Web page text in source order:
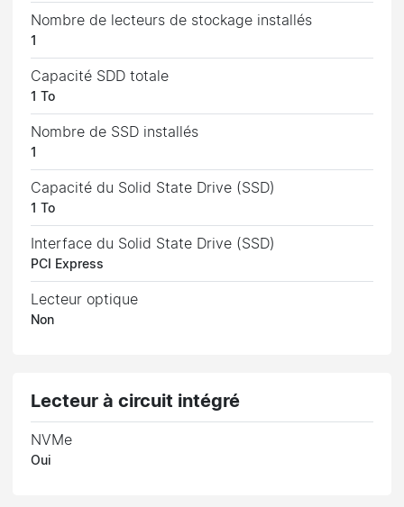
Nombre de lecteurs de stockage installés
1
Capacité SDD totale
1 To
Nombre de SSD installés
1
Capacité du Solid State Drive (SSD)
1 To
Interface du Solid State Drive (SSD)
PCI Express
Lecteur optique
Non
Lecteur à circuit intégré
NVMe
Oui